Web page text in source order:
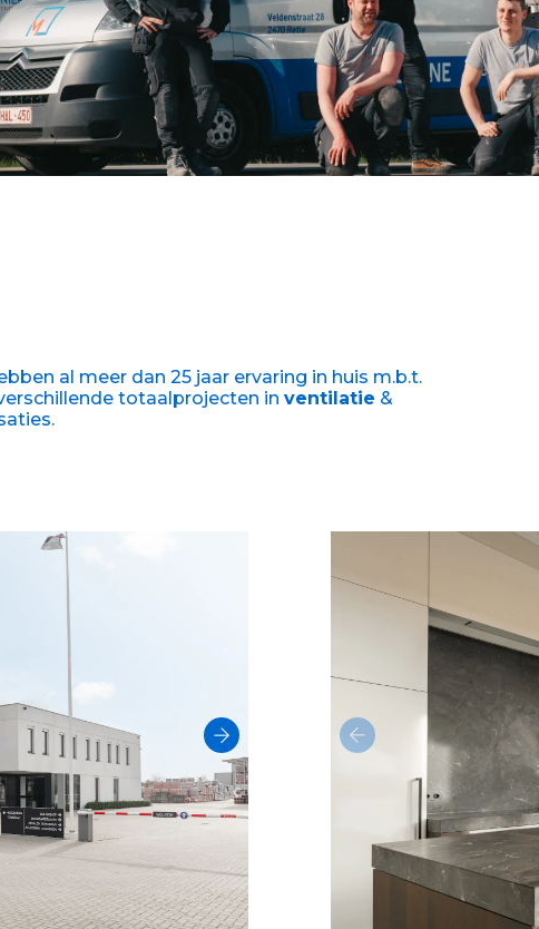
al meer dan 25 jaar ervaring in huis m.b.t.
totaalprojecten in ventilatie &